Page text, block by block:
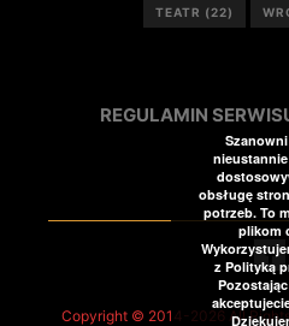
TEATR (22)
REGULAMIN
Copyright © 2014-2026 All
obsługę
potrzeb. To
plikom
z Polityką